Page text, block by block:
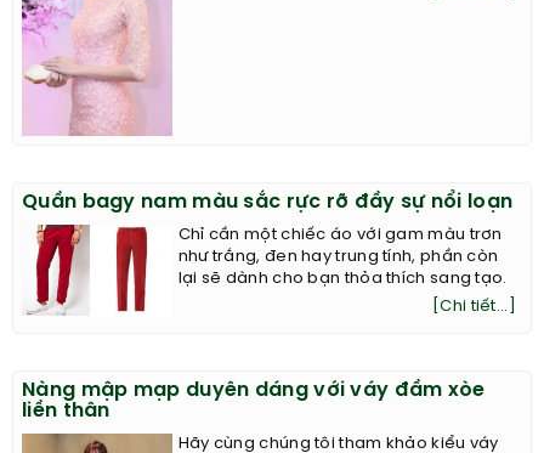
Quần bagy nam màu sắc rực rỡ đầy sự nổi loạn
Chỉ cần một chiếc áo với gam màu trơn
như trắng, đen hay trung tính, phần còn
lại sẽ dành cho bạn thỏa thích sang tạo.
[Chi tiết...]
Nàng mập mạp duyên dáng với váy đầm xòe
liền thân
Hãy cùng chúng tôi tham khảo kiểu váy